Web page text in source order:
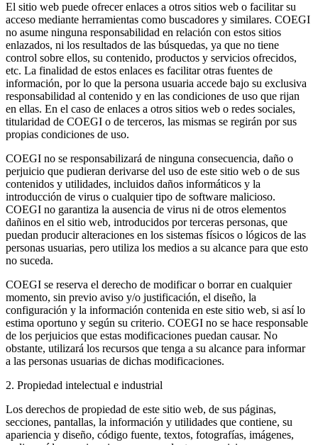
El sitio web puede ofrecer enlaces a otros sitios web o facilitar su
acceso mediante herramientas como buscadores y similares. COEGI
no asume ninguna responsabilidad en relación con estos sitios
enlazados, ni los resultados de las búsquedas, ya que no tiene
control sobre ellos, su contenido, productos y servicios ofrecidos,
etc. La finalidad de estos enlaces es facilitar otras fuentes de
información, por lo que la persona usuaria accede bajo su exclusiva
responsabilidad al contenido y en las condiciones de uso que rijan
en ellas. En el caso de enlaces a otros sitios web o redes sociales,
titularidad de COEGI o de terceros, las mismas se regirán por sus
propias condiciones de uso.
COEGI no se responsabilizará de ninguna consecuencia, daño o
perjuicio que pudieran derivarse del uso de este sitio web o de sus
contenidos y utilidades, incluidos daños informáticos y la
introducción de virus o cualquier tipo de software malicioso.
COEGI no garantiza la ausencia de virus ni de otros elementos
dañinos en el sitio web, introducidos por terceras personas, que
puedan producir alteraciones en los sistemas físicos o lógicos de las
personas usuarias, pero utiliza los medios a su alcance para que esto
no suceda.
COEGI se reserva el derecho de modificar o borrar en cualquier
momento, sin previo aviso y/o justificación, el diseño, la
configuración y la información contenida en este sitio web, si así lo
estima oportuno y según su criterio. COEGI no se hace responsable
de los perjuicios que estas modificaciones puedan causar. No
obstante, utilizará los recursos que tenga a su alcance para informar
a las personas usuarias de dichas modificaciones.
2. Propiedad intelectual e industrial
Los derechos de propiedad de este sitio web, de sus páginas,
secciones, pantallas, la información y utilidades que contiene, su
apariencia y diseño, código fuente, textos, fotografías, imágenes,